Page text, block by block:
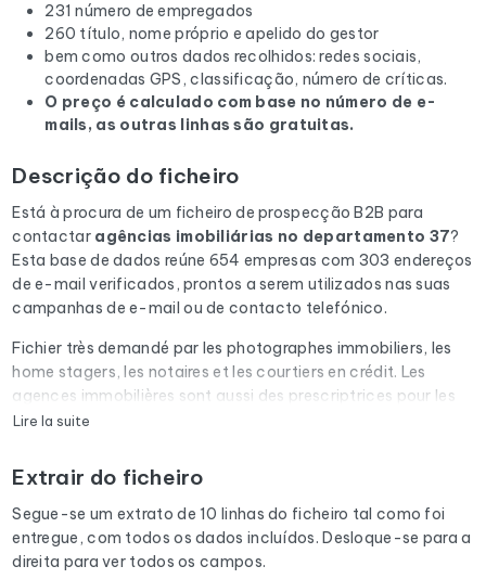
231 número de empregados
260 título, nome próprio e apelido do gestor
bem como outros dados recolhidos: redes sociais,
coordenadas GPS, classificação, número de críticas.
O preço é calculado com base no número de e-
mails, as outras linhas são gratuitas.
Descrição do ficheiro
Está à procura de um ficheiro de prospecção B2B para
contactar agências imobiliárias no departamento 37?
Esta base de dados reúne 654 empresas com 303 endereços
de e-mail verificados, prontos a serem utilizados nas suas
campanhas de e-mail ou de contacto telefónico.
Fichier très demandé par les photographes immobiliers, les
home stagers, les notaires et les courtiers en crédit. Les
agences immobilières sont aussi des prescriptrices pour les
diagnostiqueurs, les déménageurs et les artisans du
Cada e-mail da lista é submetido a uma verificação
automática através do Cleanmylist.email antes de ser
incluído. Os endereços inválidos, as caixas de correio cheias
e os domínios expirados são removidos. Resultado: uma
Lire la suite
Extrair do ficheiro
Segue-se um extrato de 10 linhas do ficheiro tal como foi
entregue, com todos os dados incluídos. Desloque-se para a
direita para ver todos os campos.